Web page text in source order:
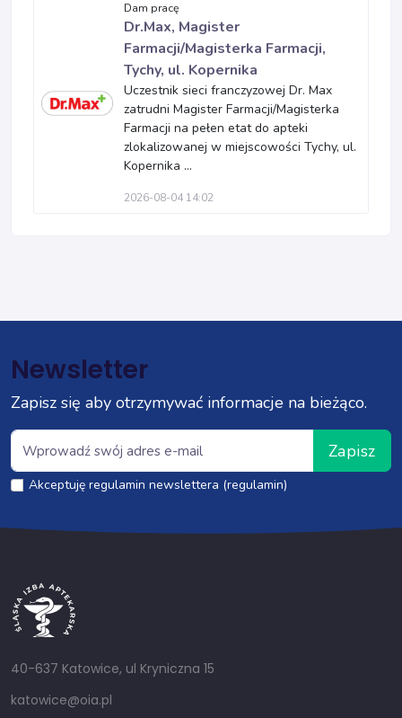
Dam pracę
Dr.Max, Magister
Farmacji/Magisterka Farmacji,
Tychy, ul. Kopernika
Uczestnik sieci franczyzowej Dr. Max
zatrudni Magister Farmacji/Magisterka
Farmacji na pełen etat do apteki
zlokalizowanej w miejscowości Tychy, ul.
Kopernika ...
2026-08-04 14:02
Newsletter
Zapisz się aby otrzymywać informacje na bieżąco.
Zapisz
Akceptuję regulamin newslettera (regulamin)
40-637 Katowice, ul Kryniczna 15
katowice@oia.pl